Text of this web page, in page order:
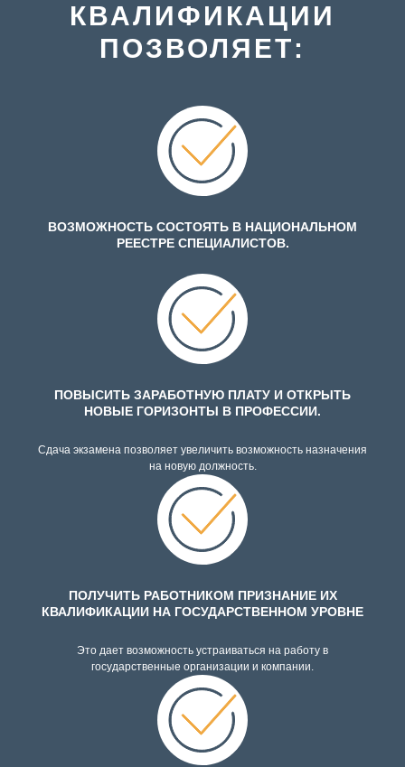
КВАЛИФИКАЦИИ
ПОЗВОЛЯЕТ:
ВОЗМОЖНОСТЬ СОСТОЯТЬ В НАЦИОНАЛЬНОМ
РЕЕСТРЕ СПЕЦИАЛИСТОВ.
ПОВЫСИТЬ ЗАРАБОТНУЮ ПЛАТУ И ОТКРЫТЬ
НОВЫЕ ГОРИЗОНТЫ В ПРОФЕССИИ.
Сдача экзамена позволяет увеличить возможность назначения
на новую должность.
ПОЛУЧИТЬ РАБОТНИКОМ ПРИЗНАНИЕ ИХ
КВАЛИФИКАЦИИ НА ГОСУДАРСТВЕННОМ УРОВНЕ
Это дает возможность устраиваться на работу в
государственные организации и компании.